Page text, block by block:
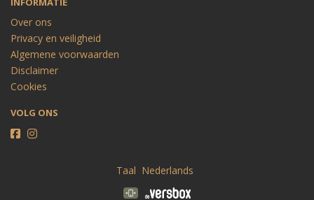
Over ons
Privacy en veiligheid
Algemene voorwaarden
Disclaimer
Cookies
VOLG ONS
Taal